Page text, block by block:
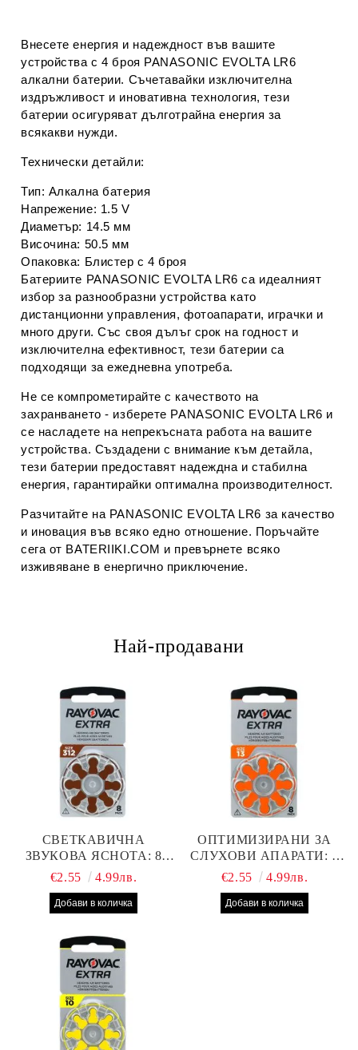
Внесете енергия и надеждност във вашите
устройства с 4 броя PANASONIC EVOLTA LR6
алкални батерии. Съчетавайки изключителна
издръжливост и иновативна технология, тези
батерии осигуряват дълготрайна енергия за
всякакви нужди.
Технически детайли:
Тип: Алкална батерия
Напрежение: 1.5 V
Диаметър: 14.5 мм
Височина: 50.5 мм
Опаковка: Блистер с 4 броя
Батериите PANASONIC EVOLTA LR6 са идеалният
избор за разнообразни устройства като
дистанционни управления, фотоапарати, играчки и
много други. Със своя дълъг срок на годност и
изключителна ефективност, тези батерии са
подходящи за ежедневна употреба.
Не се компрометирайте с качеството на
захранването - изберете PANASONIC EVOLTA LR6 и
се насладете на непрекъсната работа на вашите
устройства. Създадени с внимание към детайла,
тези батерии предоставят надеждна и стабилна
енергия, гарантирайки оптимална производителност.
Разчитайте на PANASONIC EVOLTA LR6 за качество
и иновация във всяко едно отношение. Поръчайте
сега от BATERIIKI.COM и превърнете всяко
изживяване в енергично приключение.
Най-продавани
СВЕТКАВИЧНА
ЗВУКОВА ЯСНОТА: 8
БРОЯ RAYOVAC EXTRA
СЛУХОВ АПАРАТ С
€2.55 4.99лв.
ОПТИМИЗИРАНИ ЗА
СЛУХОВИ АПАРАТИ: 8
БРОЯ RAYOVAC EXTRA
ПРОИЗВОДИТЕЛНОСТ
€2.55 4.99лв.